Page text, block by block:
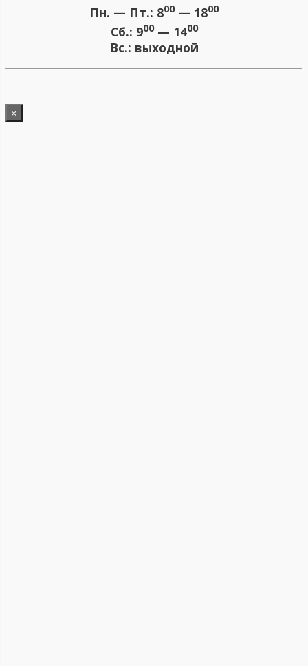
Пн. — Пт.: 800— 1800
Сб.: 900— 1400
Вс.: выходной
×